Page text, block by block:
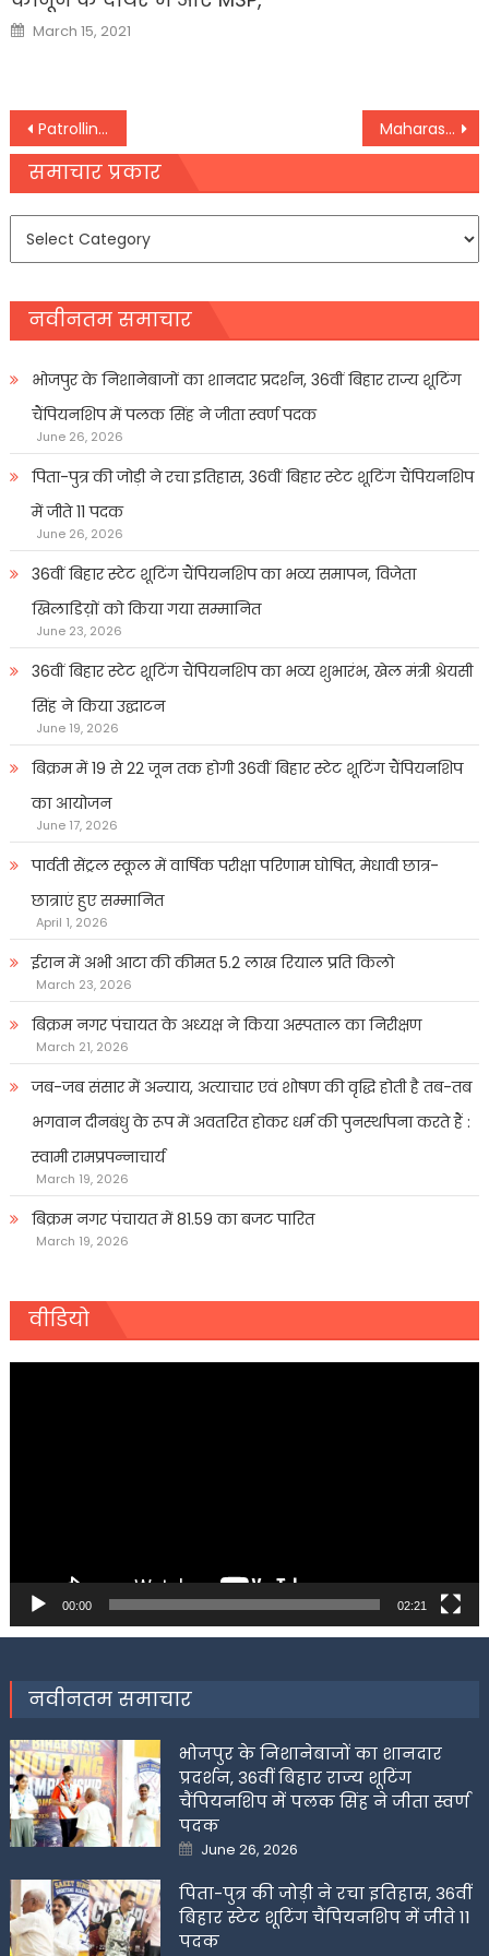
Posted
on
March 15, 2021
Post
navigation
Patrolling Point 15 से पीछे हट सकती हैं भारत-चीन की सेनाएं, 16वें दौर की बैठक रही सकारात्मक Maharashtra : सुप्रीम कोर्ट ने उद्धव व शिंदे गुट से मांगा हलफनामा, एक अगस्त को अगली सुनवाई
समाचार प्रकार
समाचार
नवीनतम समाचार
भोजपुर के निशानेबाजों का शानदार प्रदर्शन, 36वीं बिहार राज्य शूटिंग
चैंपियनशिप में पलक सिंह ने जीता स्वर्ण पदक
June 26, 2026
पिता-पुत्र की जोड़ी ने रचा इतिहास, 36वीं बिहार स्टेट शूटिंग चैंपियनशिप
में जीते 11 पदक
June 26, 2026
36वीं बिहार स्टेट शूटिंग चैंपियनशिप का भव्य समापन, विजेता
खिलाडिय़ों को किया गया सम्मानित
June 23, 2026
36वीं बिहार स्टेट शूटिंग चैंपियनशिप का भव्य शुभारंभ, खेल मंत्री श्रेयसी
सिंह ने किया उद्घाटन
June 19, 2026
बिक्रम में 19 से 22 जून तक होगी 36वीं बिहार स्टेट शूटिंग चैंपियनशिप
का आयोजन
June 17, 2026
पार्वती सेंट्रल स्कूल में वार्षिक परीक्षा परिणाम घोषित, मेधावी छात्र-
छात्राएं हुए सम्मानित
April 1, 2026
ईरान में अभी आटा की कीमत 5.2 लाख रियाल प्रति किलो
March 23, 2026
बिक्रम नगर पंचायत के अध्यक्ष ने किया अस्पताल का निरीक्षण
March 21, 2026
जब-जब संसार में अन्याय, अत्याचार एवं शोषण की वृद्धि होती है तब-तब
भगवान दीनबंधु के रूप में अवतरित होकर धर्म की पुनर्स्थापना करते हैं :
स्वामी रामप्रपन्नाचार्य
March 19, 2026
बिक्रम नगर पंचायत में 81.59 का बजट पारित
March 19, 2026
वीडियो
00:00 02:21
नवीनतम समाचार
भोजपुर के निशानेबाजों का शानदार
प्रदर्शन, 36वीं बिहार राज्य शूटिंग
चैंपियनशिप में पलक सिंह ने जीता स्वर्ण
पदक
Posted
on
June 26, 2026
पिता-पुत्र की जोड़ी ने रचा इतिहास, 36वीं
बिहार स्टेट शूटिंग चैंपियनशिप में जीते 11
पदक